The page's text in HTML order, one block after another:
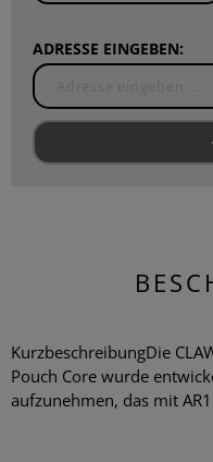
ADRESSE EINGEBEN:
KurzbeschreibungDie
Pouch Core wurde
aufzunehmen, das mit